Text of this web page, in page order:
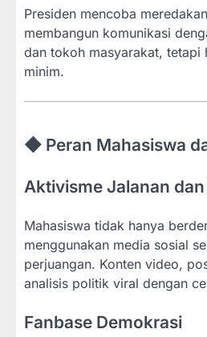
Presiden mencoba
membangun komunikasi
dan tokoh masyarakat, tetapi
minim.
◆ Peran Mahasiswa
Aktivisme Jalanan
Mahasiswa tidak hanya
menggunakan media sosial
perjuangan. Konten video,
analisis politik viral dengan
Fanbase Demokrasi